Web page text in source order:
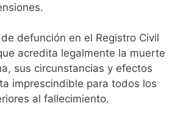
defunción en el Registro Civil
acredita legalmente la muerte
sus circunstancias y efectos
imprescindible para todos los
al fallecimiento.